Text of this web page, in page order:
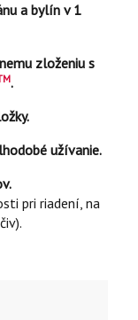
a bylín v 1
zloženiu s
.
užívanie.
pri riadení, na